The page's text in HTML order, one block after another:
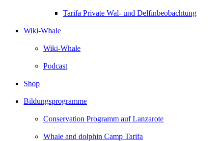
Tarifa Private Wal- und Delfinbeobachtung
Wiki-Whale
Wiki-Whale
Podcast
Shop
Bildungsprogramme
Conservation Programm auf Lanzarote
Whale and dolphin Camp Tarifa